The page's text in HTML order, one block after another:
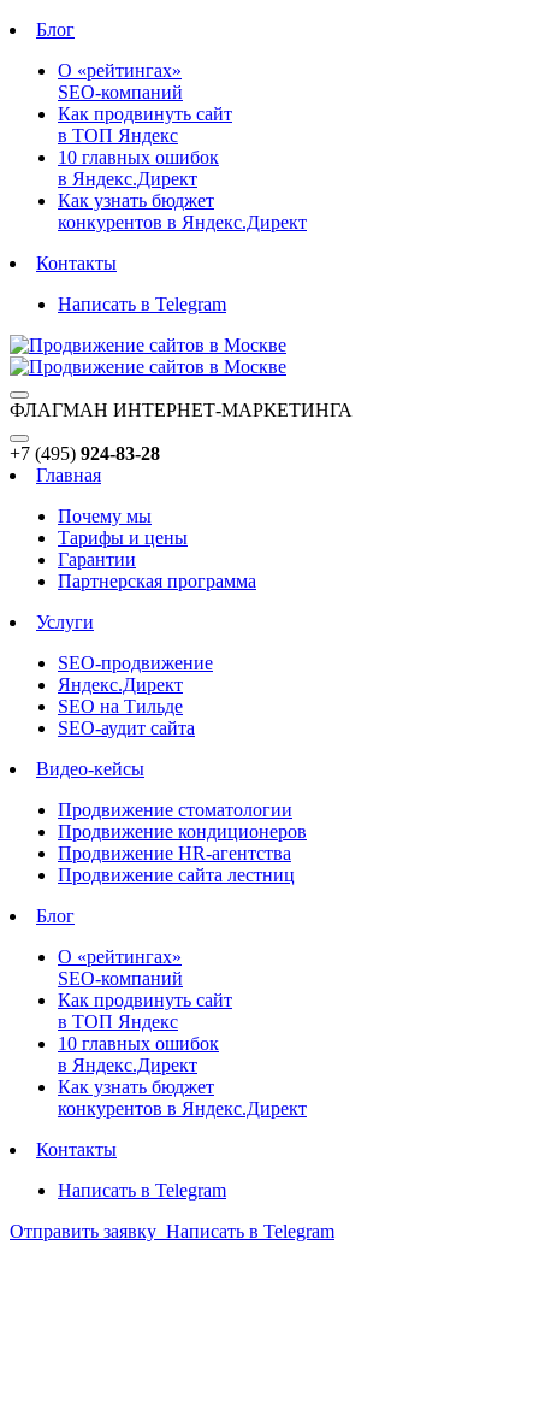
Блог
О «рейтингах»
SEO-компаний
Как продвинуть сайт
в ТОП Яндекс
10 главных ошибок
в Яндекс.Директ
Как узнать бюджет
конкурентов в Яндекс.Директ
Контакты
Написать в Telegram
ФЛАГМАН ИНТЕРНЕТ-МАРКЕТИНГА
+7 (495) 924-83-28
Главная
Почему мы
Тарифы и цены
Гарантии
Партнерская программа
Услуги
SEO-продвижение
Яндекс.Директ
SEO на Тильде
SEO-аудит сайта
Видео-кейсы
Продвижение стоматологии
Продвижение кондиционеров
Продвижение HR-агентства
Продвижение сайта лестниц
Блог
О «рейтингах»
SEO-компаний
Как продвинуть сайт
в ТОП Яндекс
10 главных ошибок
в Яндекс.Директ
Как узнать бюджет
конкурентов в Яндекс.Директ
Контакты
Написать в Telegram
Отправить заявку Написать в Telegram